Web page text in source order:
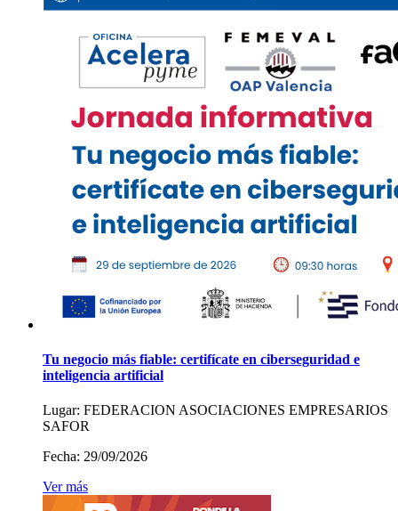
Tu negocio más fiable: certifícate en ciberseguridad e
inteligencia artificial
Lugar: FEDERACION ASOCIACIONES EMPRESARIOS
SAFOR
Fecha: 29/09/2026
Ver más